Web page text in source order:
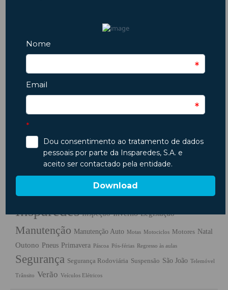
Etiquetas
ambiente Animais Animais em Viagem Ano Novo
Ar
Condicionado Baterias Carros Carros usados Chuva combustiveis
Condução Crianças Código da Estrada
Insparedes Embraiagem Escapadelas Escapadinhas Férias
Insparedes Inspeção Inverno Legislação
Manutenção Manutenção Auto Motas Motociclos Motores Natal
Outono Pneus Primavera Páscoa Pós-férias Regresso às aulas
Segurança Segurança Rodoviária Suspensão São João Telemóvel
Trânsito Verão Veículos Elétricos